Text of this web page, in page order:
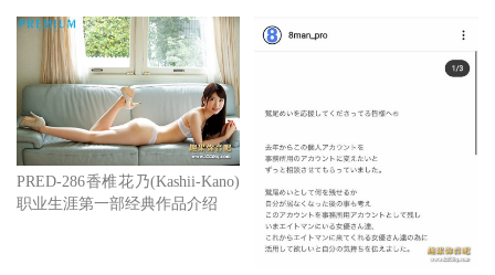
PRED-286香椎花乃(Kashii-Kano)
职业生涯第一部经典作品介绍